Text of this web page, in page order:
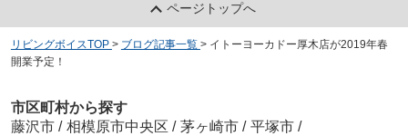
ページトップへ
リビングボイスTOP > ブログ記事一覧 > イトーヨーカドー厚木店が2019年春
開業予定！
市区町村から探す
藤沢市 / 相模原市中央区 / 茅ヶ崎市 / 平塚市 /